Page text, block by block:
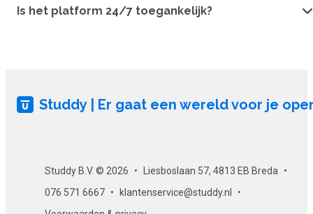
Is het platform 24/7 toegankelijk?
Studdy | Er gaat een wereld voor je
Studdy B.V. © 2026
Liesboslaan 57, 4813 EB Breda
076 571 6667
klantenservice@studdy.nl